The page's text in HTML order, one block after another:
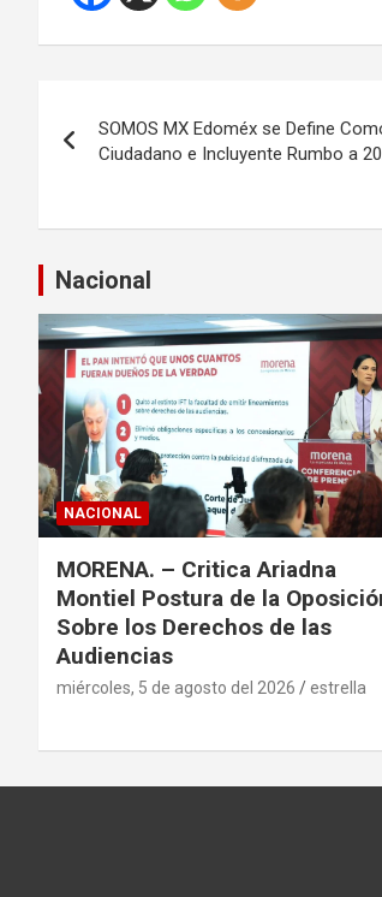
e
g
a
c
i
ó
n
d
e
e
n
t
SOMOS MX Edoméx se Define
Ciudadano e Incluyente Rumbo a
Nacional
NACIONAL
MORENA. – Critica Ariadna
Montiel Postura de la
Sobre los Derechos de las
Audiencias
miércoles, 5 de agosto del 2026 estrella